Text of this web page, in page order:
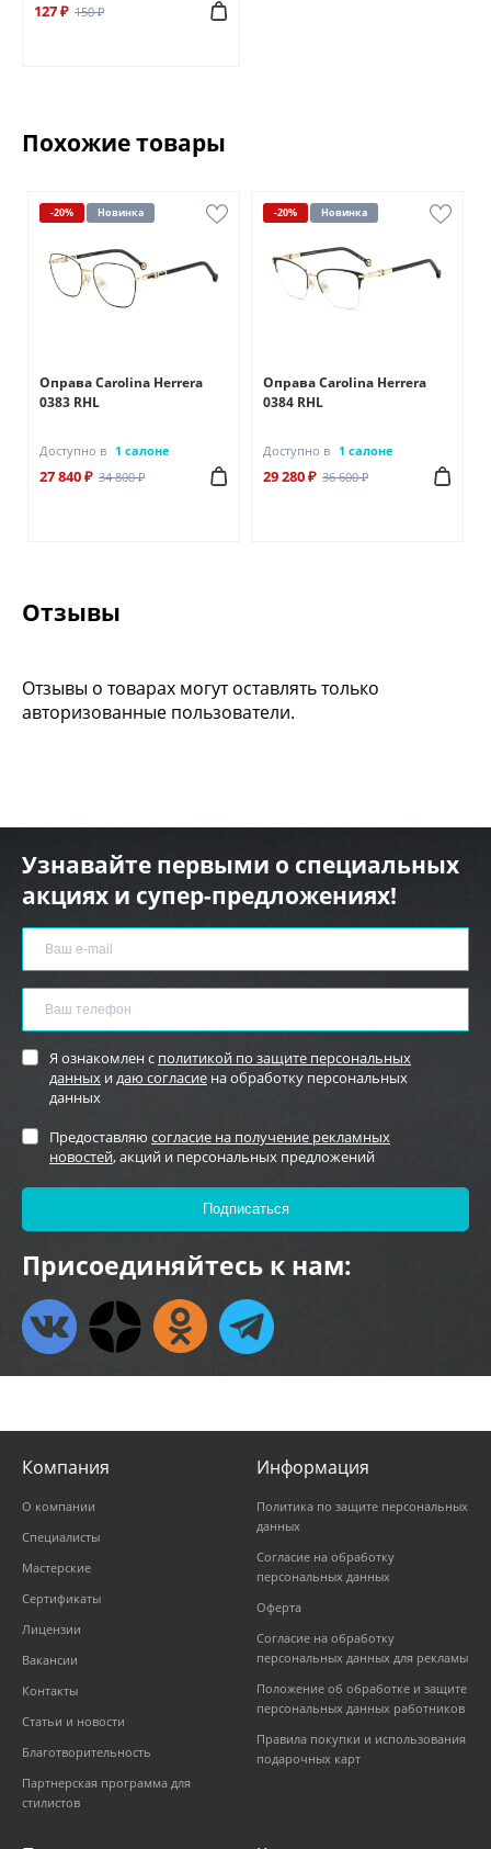
127 ₽ 150 ₽
Похожие товары
-20% Новинка
Оправа Carolina Herrera
0383 RHL
Доступно в 1 салоне
27 840 ₽ 34 800 ₽
-20% Новинка
Оправа Carolina Herrera
0384 RHL
Доступно в 1 салоне
29 280 ₽ 36 600 ₽
Отзывы
Отзывы о товарах могут оставлять только
авторизованные пользователи.
Узнавайте первыми о специальных
акциях и супер-предложениях!
Я ознакомлен с политикой по защите персональных
данных идаю согласие на обработку персональных
данных
Предоставляю согласие на получение рекламных
новостей, акций и персональных предложений
Присоединяйтесь к нам:
Компания
О компании
Специалисты
Мастерские
Сертификаты
Лицензии
Вакансии
Контакты
Статьи и новости
Благотворительность
Партнерская программа для
стилистов
Информация
Политика по защите персональных
данных
Согласие на обработку
персональных данных
Оферта
Согласие на обработку
персональных данных для рекламы
Положение об обработке и защите
персональных данных работников
Правила покупки и использования
подарочных карт